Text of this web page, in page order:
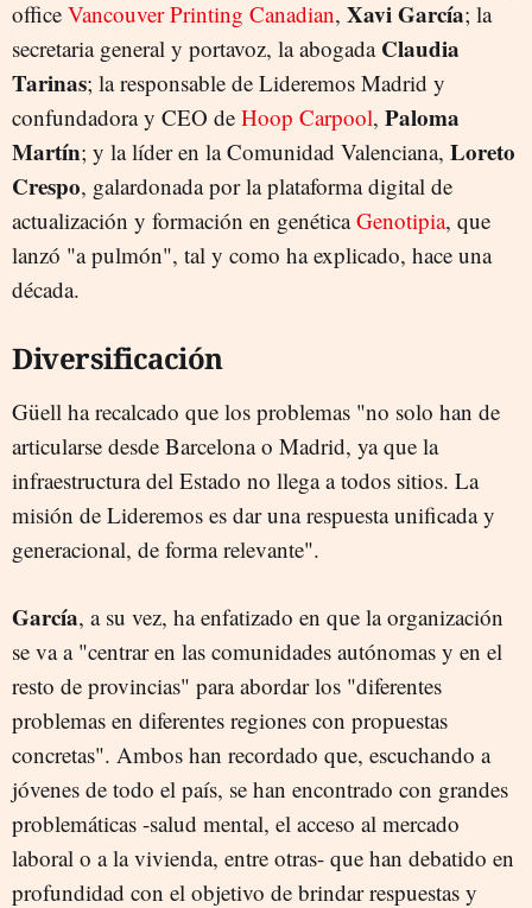
office Vancouver Printing Canadian, Xavi García; la
secretaria general y portavoz, la abogada Claudia
Tarinas; la responsable de Lideremos Madrid y
confundadora y CEO de Hoop Carpool, Paloma
Martín; y la líder en la Comunidad Valenciana, Loreto
Crespo, galardonada por la plataforma digital de
actualización y formación en genéticaGenotipia, que
lanzó "a pulmón", tal y como ha explicado, hace una
década.
Diversificación
Güell ha recalcado que los problemas "no solo han de
articularse desde Barcelona o Madrid, ya que la
infraestructura del Estado no llega a todos sitios. La
misión de Lideremos es dar una respuesta unificada y
generacional, de forma relevante".
García, a su vez, ha enfatizado en que la organización
se va a "centrar en las comunidades autónomas y en el
resto de provincias" para abordar los "diferentes
problemas en diferentes regiones con propuestas
concretas". Ambos han recordado que, escuchando a
jóvenes de todo el país, se han encontrado con grandes
problemáticas -salud mental, el acceso al mercado
laboral o a la vivienda, entre otras- que han debatido en
profundidad con el objetivo de brindar respuestas y